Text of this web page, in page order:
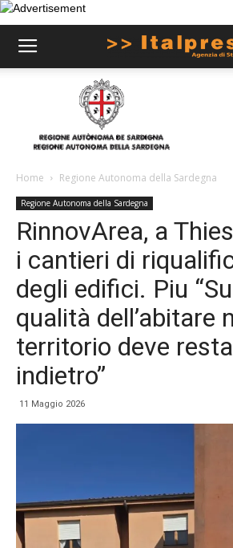
Home Regione Autonoma della Sardegna
Regione Autonoma della Sardegna
RinnovArea, a
i cantieri di
degli edifici. Piu
qualità dell’abitare
territorio deve
indietro”
11 Maggio 2026